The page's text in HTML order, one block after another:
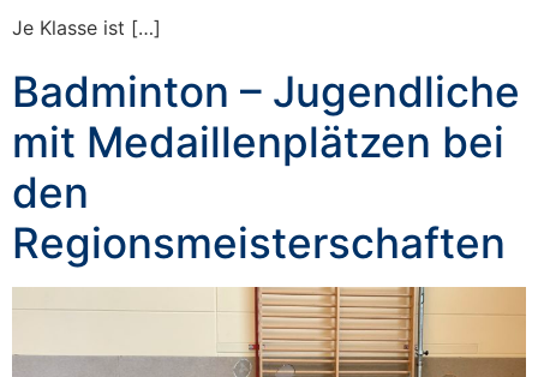
Je Klasse ist […]
Badminton – Jugendliche
mit Medaillenplätzen bei
den
Regionsmeisterschaften